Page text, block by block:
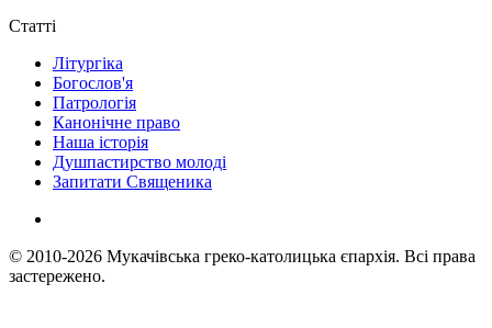
Статті
Літургіка
Богослов'я
Патрологія
Канонічне право
Наша історія
Душпастирство молоді
Запитати Священика
© 2010-2026 Мукачівська греко-католицька єпархія. Всі права
застережено.